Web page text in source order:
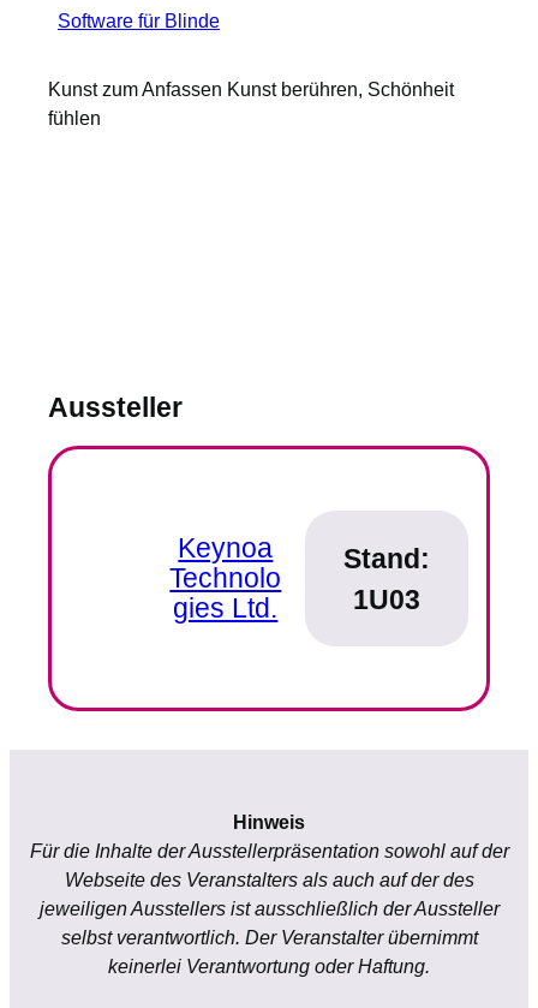
Software für Blinde
Kunst zum Anfassen Kunst berühren, Schönheit
fühlen
Aussteller
Keynoa
Technolo
gies Ltd.
Stand:
1U03
Hinweis
Für die Inhalte der Ausstellerpräsentation sowohl auf der
Webseite des Veranstalters als auch auf der des
jeweiligen Ausstellers ist ausschließlich der Aussteller
selbst verantwortlich. Der Veranstalter übernimmt
keinerlei Verantwortung oder Haftung.